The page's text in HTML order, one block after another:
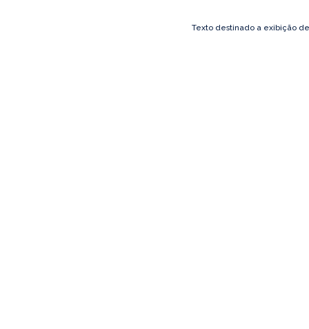
Texto destinado a exibição